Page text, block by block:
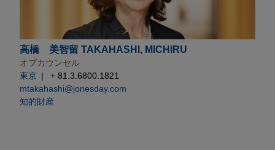
高橋 美智留 TAKAHASHI, MICHIRU
オブカウンセル
東京
+ 81.3.6800.1821
mtakahashi@jonesday.com
知的財産